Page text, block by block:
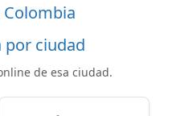
por ciudad
de esa ciudad.